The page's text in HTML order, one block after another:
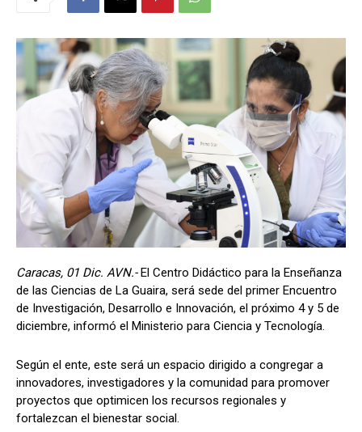
Caracas, 01 Dic. AVN.-El Centro Didáctico para la Enseñanza
de las Ciencias de La Guaira, será sede del primer Encuentro
de Investigación, Desarrollo e Innovación, el próximo 4 y 5 de
diciembre, informó el Ministerio para Ciencia y Tecnología.
Según el ente, este será un espacio dirigido a congregar a
innovadores, investigadores y la comunidad para promover
proyectos que optimicen los recursos regionales y
fortalezcan el bienestar social.